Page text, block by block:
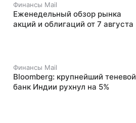
Финансы Mail
Еженедельный обзор рынка
акций и облигаций от 7 августа
Финансы Mail
Bloomberg: крупнейший теневой
банк Индии рухнул на 5%